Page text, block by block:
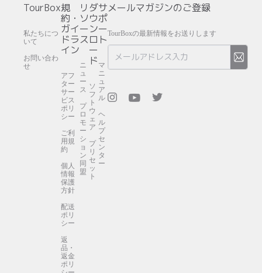
TourBox
私たちにつ
いて
お問い合わ
せ
規
約・
ガイ
ドラ
イン
アフ
ター
サー
ビス
ポリ
シー
ご利
用規
約
個人
情報
保護
方針
配送
ポリ
シー
返
品・
返金
ポリ
リ
ソ
ー
ス
ニ
ュ
ー
ス
プ
ロ
モ
ー
シ
ョ
ン
同
盟
ダ
ウ
ン
ロ
ー
ド
ソ
フ
ト
ウ
ェ
ア
プ
リ
セ
ッ
ト
サ
ポ
ー
ト
マ
ニ
ュ
ア
ル
ヘ
ル
プ
セ
ン
タ
ー
メールマガジンのご登録
TourBoxの最新情報をお送りします